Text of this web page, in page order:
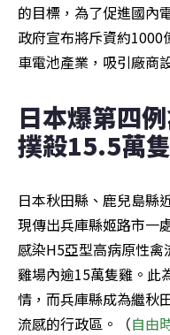
的目標，為了促進國內
政府宣布將斥資約1000
車電池產業，吸引廠商
日本爆第四
撲殺15.5萬
日本秋田縣、鹿兒島縣
現傳出兵庫縣姬路市一
感染H5亞型高病原性
雞場內逾15萬隻雞。此
情，而兵庫縣成為繼秋
流感的行政區。（自由